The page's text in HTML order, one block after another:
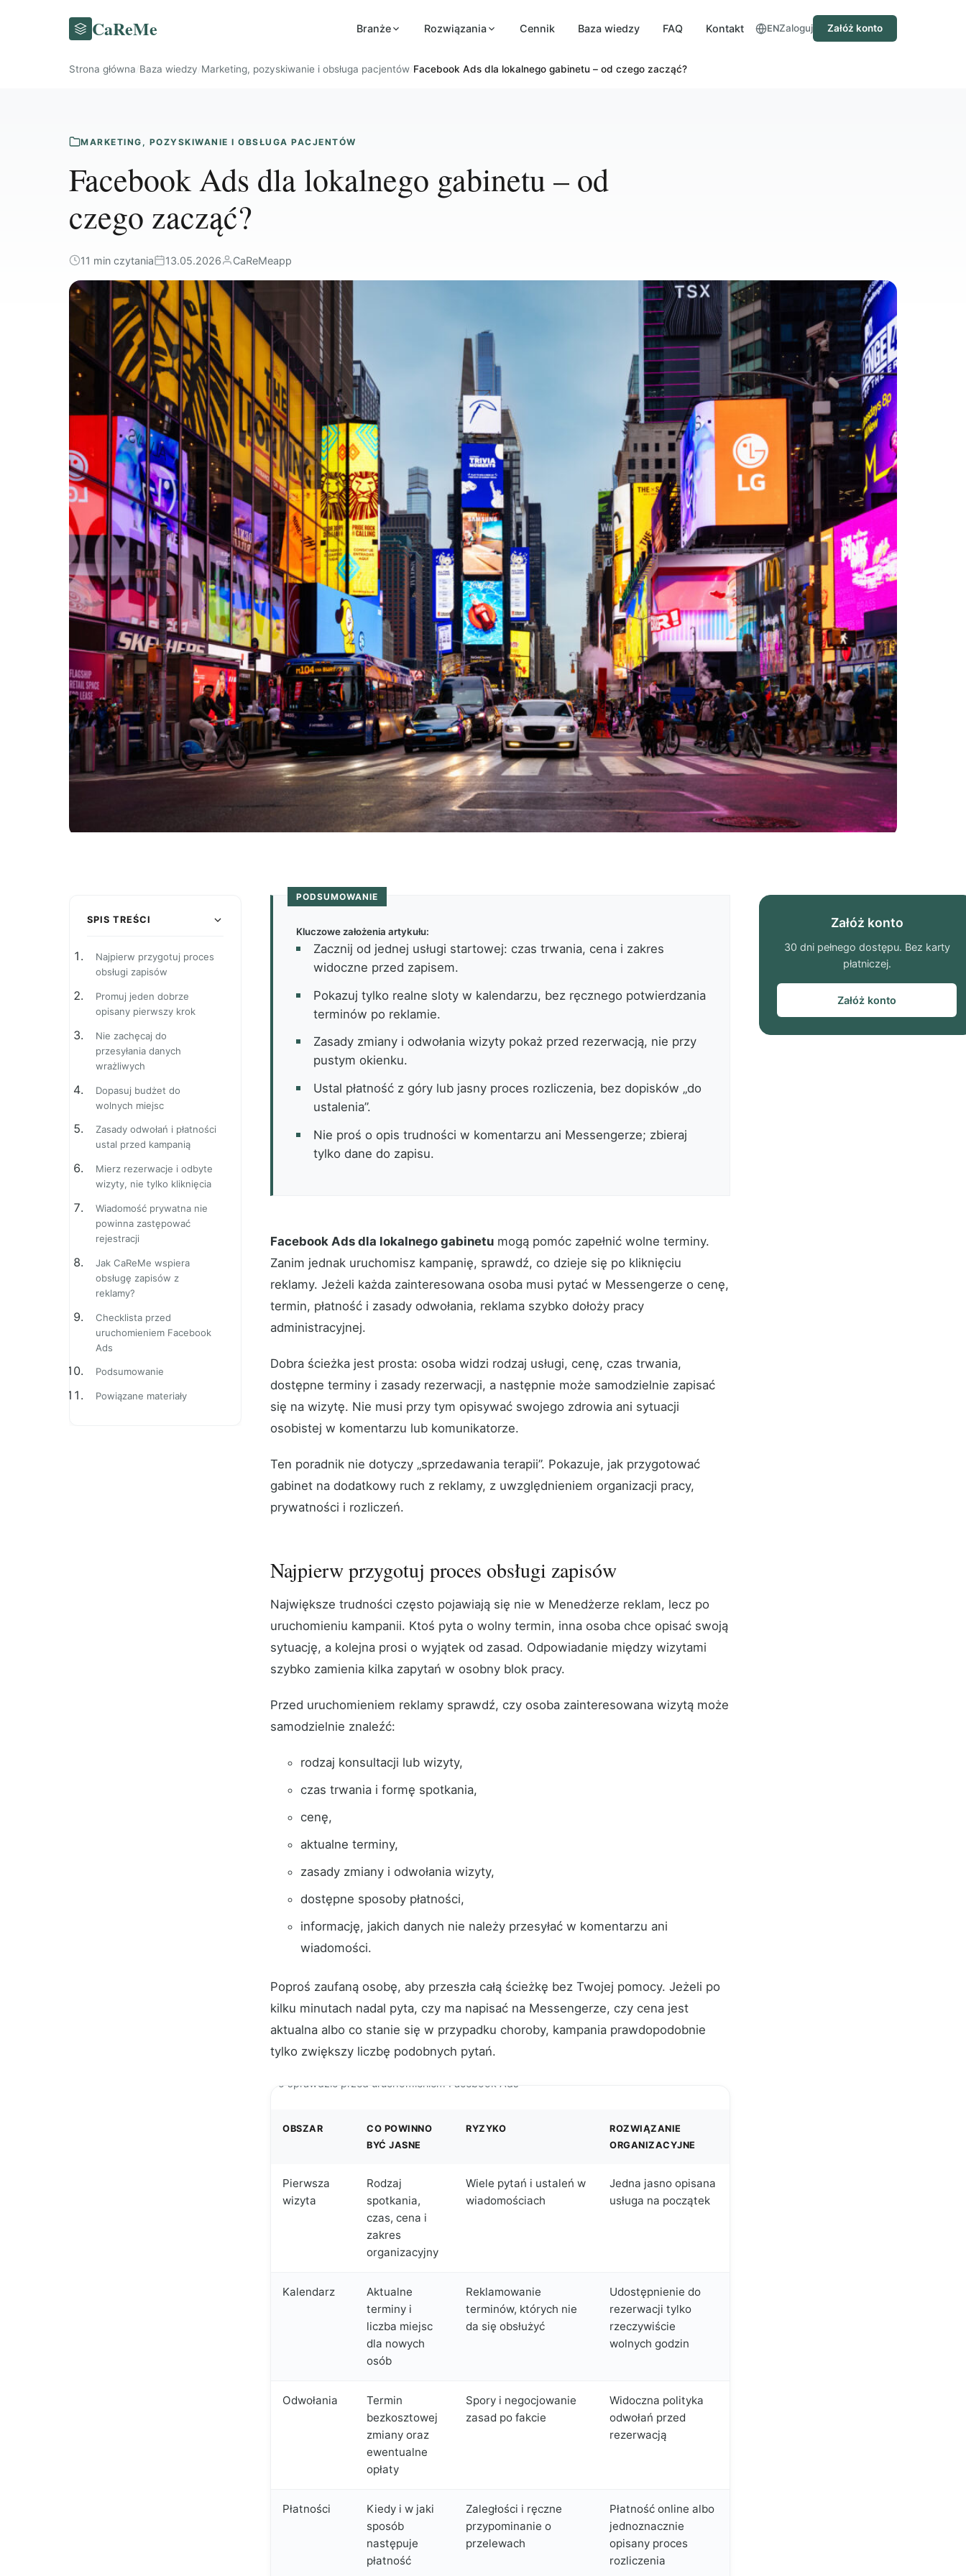
CaReMe Branże Rozwiązania Cennik Baza wiedzy FAQ Kontakt ENZaloguj Załóż konto
Strona główna Baza wiedzy Marketing, pozyskiwanie i obsługa pacjentów Facebook Ads dla lokalnego gabinetu – od czego zacząć?
MARKETING, POZYSKIWANIE I OBSŁUGA PACJENTÓW
Facebook Ads dla lokalnego gabinetu – od
czego zacząć?
11 min czytania 13.05.2026 CaReMeapp
SPIS TREŚCI
Najpierw przygotuj proces
obsługi zapisów
Promuj jeden dobrze
opisany pierwszy krok
Nie zachęcaj do
przesyłania danych
wrażliwych
Dopasuj budżet do
wolnych miejsc
Zasady odwołań i płatności
ustal przed kampanią
Mierz rezerwacje i odbyte
wizyty, nie tylko kliknięcia
Wiadomość prywatna nie
powinna zastępować
rejestracji
Jak CaReMe wspiera
obsługę zapisów z
reklamy?
Checklista przed
uruchomieniem Facebook
Ads
Podsumowanie
Powiązane materiały
PODSUMOWANIE
Kluczowe założenia artykułu:
Zacznij od jednej usługi startowej: czas trwania, cena i zakres
widoczne przed zapisem.
Pokazuj tylko realne sloty w kalendarzu, bez ręcznego potwierdzania
terminów po reklamie.
Zasady zmiany i odwołania wizyty pokaż przed rezerwacją, nie przy
pustym okienku.
Ustal płatność z góry lub jasny proces rozliczenia, bez dopisków „do
ustalenia”.
Nie proś o opis trudności w komentarzu ani Messengerze; zbieraj
tylko dane do zapisu.
Facebook Ads dla lokalnego gabinetu mogą pomóc zapełnić wolne terminy.
Zanim jednak uruchomisz kampanię, sprawdź, co dzieje się po kliknięciu
reklamy. Jeżeli każda zainteresowana osoba musi pytać w Messengerze o cenę,
termin, płatność i zasady odwołania, reklama szybko dołoży pracy
administracyjnej.
Dobra ścieżka jest prosta: osoba widzi rodzaj usługi, cenę, czas trwania,
dostępne terminy i zasady rezerwacji, a następnie może samodzielnie zapisać
się na wizytę. Nie musi przy tym opisywać swojego zdrowia ani sytuacji
osobistej w komentarzu lub komunikatorze.
Ten poradnik nie dotyczy „sprzedawania terapii”. Pokazuje, jak przygotować
gabinet na dodatkowy ruch z reklamy, z uwzględnieniem organizacji pracy,
prywatności i rozliczeń.
Najpierw przygotuj proces obsługi zapisów
Największe trudności często pojawiają się nie w Menedżerze reklam, lecz po
uruchomieniu kampanii. Ktoś pyta o wolny termin, inna osoba chce opisać swoją
sytuację, a kolejna prosi o wyjątek od zasad. Odpowiadanie między wizytami
szybko zamienia kilka zapytań w osobny blok pracy.
Przed uruchomieniem reklamy sprawdź, czy osoba zainteresowana wizytą może
samodzielnie znaleźć:
rodzaj konsultacji lub wizyty,
czas trwania i formę spotkania,
cenę,
aktualne terminy,
zasady zmiany i odwołania wizyty,
dostępne sposoby płatności,
informację, jakich danych nie należy przesyłać w komentarzu ani
wiadomości.
Poproś zaufaną osobę, aby przeszła całą ścieżkę bez Twojej pomocy. Jeżeli po
kilku minutach nadal pyta, czy ma napisać na Messengerze, czy cena jest
aktualna albo co stanie się w przypadku choroby, kampania prawdopodobnie
tylko zwiększy liczbę podobnych pytań.
Co sprawdzić przed uruchomieniem Facebook Ads
OBSZAR
CO POWINNO
BYĆ JASNE
RYZYKO
ROZWIĄZANIE
ORGANIZACYJNE
Pierwsza
wizyta
Rodzaj
spotkania,
czas, cena i
zakres
organizacyjny
Wiele pytań i ustaleń w
wiadomościach
Jedna jasno opisana
usługa na początek
Kalendarz
Aktualne
terminy i
liczba miejsc
dla nowych
osób
Reklamowanie
terminów, których nie
da się obsłużyć
Udostępnienie do
rezerwacji tylko
rzeczywiście
wolnych godzin
Odwołania
Termin
bezkosztowej
zmiany oraz
ewentualne
opłaty
Spory i negocjowanie
zasad po fakcie
Widoczna polityka
odwołań przed
rezerwacją
Płatności
Kiedy i w jaki
sposób
następuje
płatność
Zaległości i ręczne
przypominanie o
przelewach
Płatność online albo
jednoznacznie
opisany proces
rozliczenia
Załóż konto
30 dni pełnego dostępu. Bez karty
płatniczej.
Załóż konto